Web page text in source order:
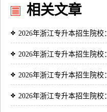
相关文章
2026年浙江专升本招生院校
2026年浙江专升本招生院
2026年浙江专升本招生院校
2026年浙江专升本招生院校